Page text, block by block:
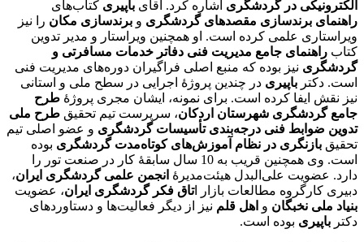
الکترونیکی در گردشگری اشاره کرد. آقای باپیری کتاب­‌های
راهنمای برندسازی مقصدهای گردشگری و برندسازی مکان را نیز
ویراستاری علمی کرده است. او همچنین ویراستار و مدیر تدوین
کتاب راهنمای جامع مدیریت فنی دفاتر خدمات مسافرتی و
گردشگری نیز بوده که منبع اصلی فراگیران دوره‌­های مدیریت فنی
است. دکتر باپیری در چندین پروژۀ اجرایی در سطح ملی و استانی
نیز نقش­ ایفا کرده است. برای نمونه، ایشان مجری پروژۀ طرح
جامع گردشگری شهرستان اردکان، سرپرست تیم تحقیق طرح­ ملی
تدوین ضوابط فنی درجه­‌بندی تأسیسات گردشگری و عضو اصلی تیم
تحقیق بازنگری در نظام آموزش‌های کوتاه‌مدت گردشگری بوده
است. وی همچنین قریب به 10 سال سابقۀ کار در صنعت تور را
دارد. عضویت علی‌­البدل هیئت‌مدیرۀ انجمن علمی گردشگری ایران،
دبیری کارگروه مطالعات بازار اتاق فکر گردشگری ایران، عضویت
بنیاد ملی نخبگان و اهل قلم نیز از دیگر فعالیت­‌ها و دستاوردهای
دکتر باپیری بوده است.